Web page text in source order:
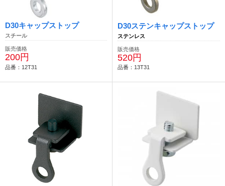
D30キャップストップ
スチール
販売価格
200円
品番：12T31
D30ステンキャップストップ
ステンレス
販売価格
520円
品番：13T31